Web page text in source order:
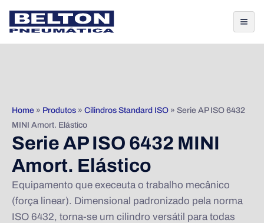
Home » Produtos » Cilindros Standard ISO » Serie AP ISO 6432
MINI Amort. Elástico
Serie AP ISO 6432 MINI
Amort. Elástico
Equipamento que execeuta o trabalho mecânico
(força linear). Dimensional padronizado pela norma
ISO 6432, torna-se um cilindro versátil para todas